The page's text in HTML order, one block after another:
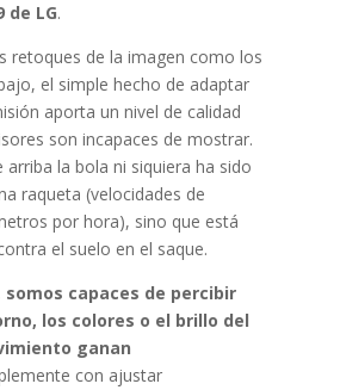
de LG.
retoques de la imagen como los
el simple hecho de adaptar
aporta un nivel de calidad
son incapaces de mostrar.
arriba la bola ni siquiera ha sido
raqueta (velocidades de
por hora), sino que está
el suelo en el saque.
somos capaces de percibir
los colores o el brillo del
ganan
con ajustar